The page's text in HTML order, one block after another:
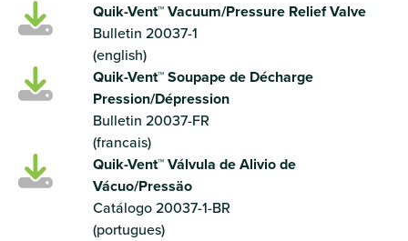
Quik-Vent™ Vacuum/Pressure Relief Valve
Bulletin 20037-1
(english)
Quik-Vent™ Soupape de Décharge
Pression/Dépression
Bulletin 20037-FR
(francais)
Quik-Vent™ Válvula de Alivio de
Vácuo/Pressäo
Catálogo 20037-1-BR
(portugues)